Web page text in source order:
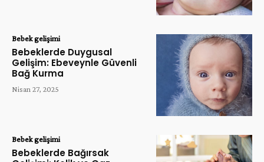
Bebek gelişimi
Bebeklerde Duygusal
Gelişim: Ebeveynle Güvenli
Bağ Kurma
Nisan 27, 2025
Bebek gelişimi
Bebeklerde Bağırsak